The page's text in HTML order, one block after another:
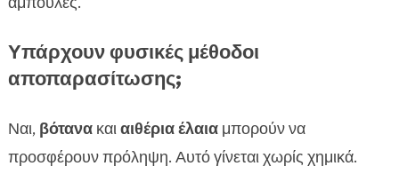
Υπάρχουν φυσικές μέθοδοι
αποπαρασίτωσης;
Ναι, βότανακαιαιθέρια έλαιαμπορούν να
προσφέρουν πρόληψη. Αυτό γίνεται χωρίς χημικά.